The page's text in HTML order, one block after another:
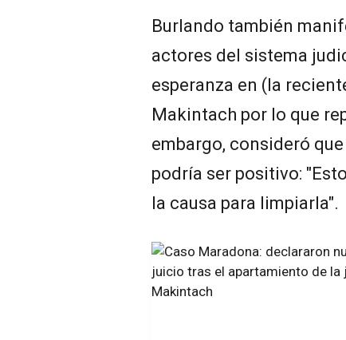
Burlando también
actores del sistema
esperanza en (la
Makintach por lo que
embargo, consideró
podría ser positivo:
la causa para limpiarla".